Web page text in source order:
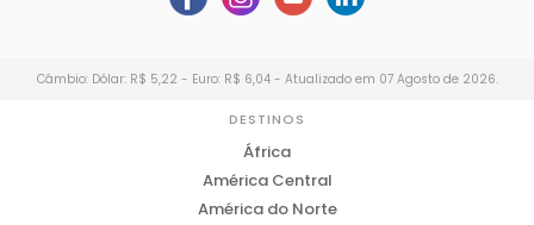
Câmbio: Dólar: R$ 5,22 - Euro: R$ 6,04 - Atualizado em 07 Agosto de 2026.
DESTINOS
África
América Central
América do Norte